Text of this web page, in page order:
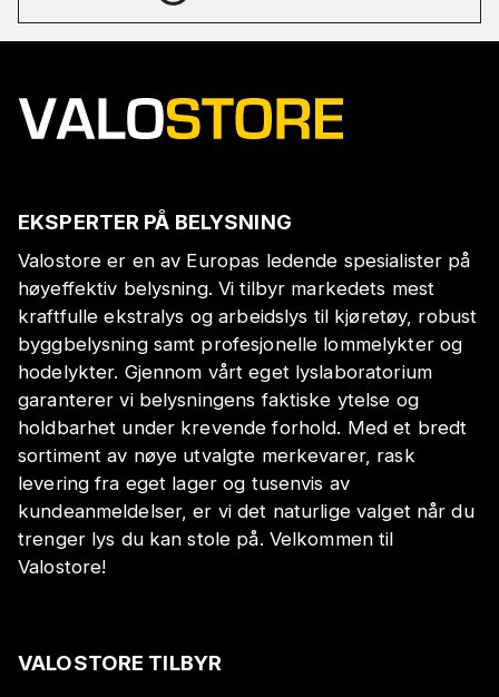
EKSPERTER PÅ BELYSNING
Valostore er en av Europas ledende spesialister på
høyeffektiv belysning. Vi tilbyr markedets mest
kraftfulle ekstralys og arbeidslys til kjøretøy, robust
byggbelysning samt profesjonelle lommelykter og
hodelykter. Gjennom vårt eget lyslaboratorium
garanterer vi belysningens faktiske ytelse og
holdbarhet under krevende forhold. Med et bredt
sortiment av nøye utvalgte merkevarer, rask
levering fra eget lager og tusenvis av
kundeanmeldelser, er vi det naturlige valget når du
trenger lys du kan stole på. Velkommen til
Valostore!
VALOSTORE TILBYR